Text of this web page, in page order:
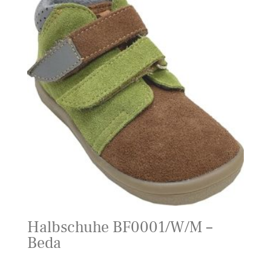
Halbschuhe BF0001/W/M –
Beda